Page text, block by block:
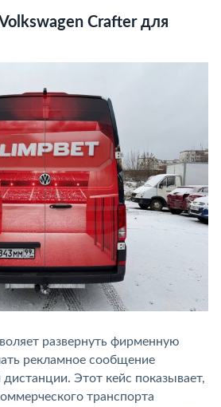
Crafter для
развернуть фирменную
рекламное сообщение
Этот кейс показывает,
транспорта